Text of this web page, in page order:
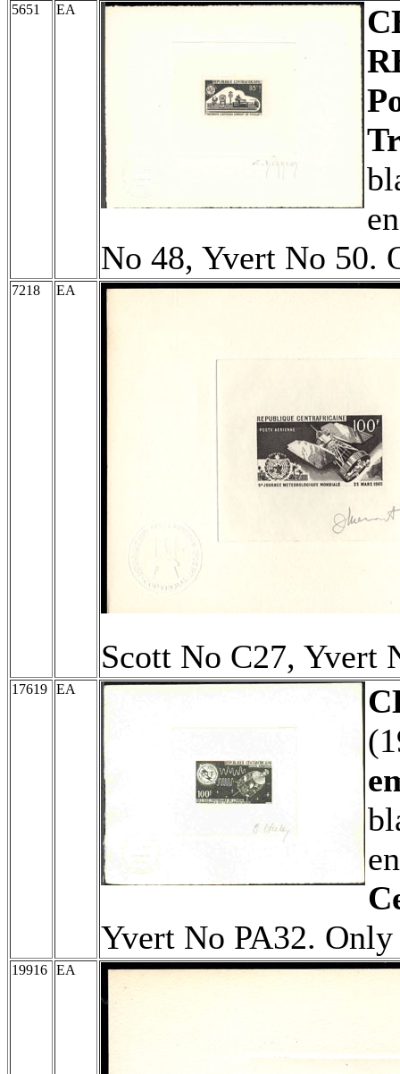
5651 EA
No 48, Yvert No 50.
7218 EA
Scott No C27, Yvert
17619 EA
Yvert No PA32.
19916 EA